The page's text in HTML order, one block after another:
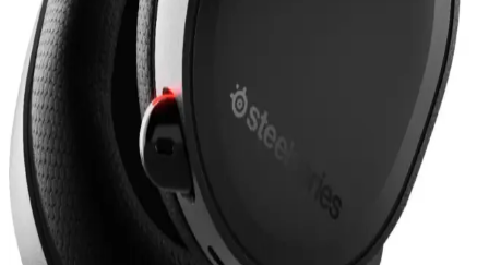
Corsair Void RGB Elite USB Carbon, yüksek kaliteli ses, konfor ve
özelleştirilebilir RGB aydınlatma ile oyun ve müzik deneyimini
artıran profesyonel kulaklık. Dayanıklı yapısı ve mikrofon
özellikleriyle öne çıkar.
Kulaklık Yedek Parçaları Seçimi ve Kullanımı:
Kalite ve Uyumun Önemi
Gelişen teknolojiyle kulaklıkların yedek parçaları, performansı
korumak ve ömrü uzatmak için kritik öneme sahiptir. Uygun ve
kaliteli parçalarla kulaklığınızı yenileyin.